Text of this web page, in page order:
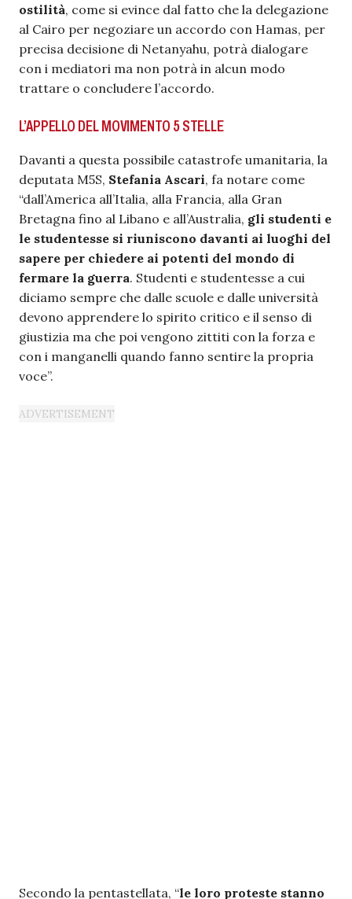
ostilità, come si evince dal fatto che la delegazione
al Cairo per negoziare un accordo con Hamas, per
precisa decisione di Netanyahu, potrà dialogare
con i mediatori ma non potrà in alcun modo
trattare o concludere l’accordo.
L’APPELLO DEL MOVIMENTO 5 STELLE
Davanti a questa possibile catastrofe umanitaria, la
deputata M5S, Stefania Ascari, fa notare come
“dall’America all’Italia, alla Francia, alla Gran
Bretagna fino al Libano e all’Australia, gli studenti e
le studentesse si riuniscono davanti ai luoghi del
sapere per chiedere ai potenti del mondo di
fermare la guerra. Studenti e studentesse a cui
diciamo sempre che dalle scuole e dalle università
devono apprendere lo spirito critico e il senso di
giustizia ma che poi vengono zittiti con la forza e
con i manganelli quando fanno sentire la propria
voce”.
Secondo la pentastellata, “le loro proteste stanno